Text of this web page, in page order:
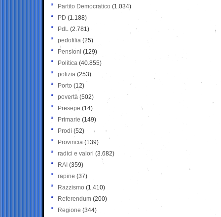
Partito Democratico (1.034)
PD (1.188)
PdL (2.781)
pedofilia (25)
Pensioni (129)
Politica (40.855)
polizia (253)
Porto (12)
povertà (502)
Presepe (14)
Primarie (149)
Prodi (52)
Provincia (139)
radici e valori (3.682)
RAI (359)
rapine (37)
Razzismo (1.410)
Referendum (200)
Regione (344)